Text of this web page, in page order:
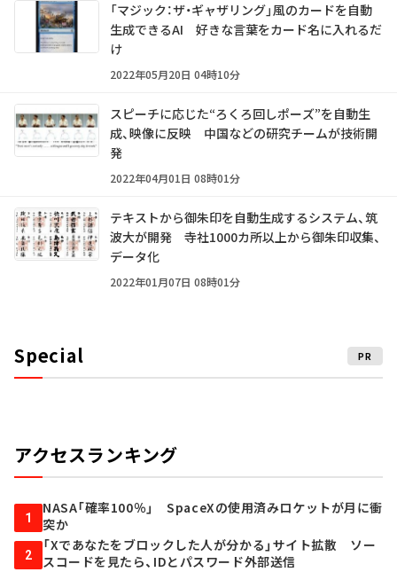
「マジック：ザ・ギャザリング」風のカードを自動
生成できるAI 好きな言葉をカード名に入れるだ
け
2022年05月20日 04時10分
スピーチに応じた“ろくろ回しポーズ”を自動生
成、映像に反映 中国などの研究チームが技術開
発
2022年04月01日 08時01分
テキストから御朱印を自動生成するシステム、筑
波大が開発 寺社1000カ所以上から御朱印収集、
データ化
2022年01月07日 08時01分
Special PR
アクセスランキング
1
NASA「確率100％」 SpaceXの使用済みロケットが月に衝
突か
2
「Xであなたをブロックした人が分かる」サイト拡散 ソー
スコードを見たら、IDとパスワード外部送信